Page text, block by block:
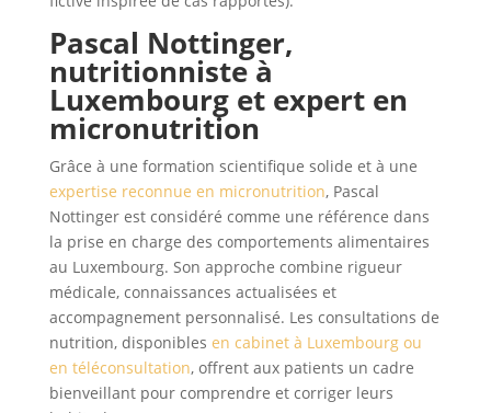
Pascal Nottinger,
nutritionniste à
Luxembourget expert en
micronutrition
Grâce à une formation scientifique solide et à une
expertise reconnue en micronutrition, Pascal
Nottinger est considéré comme une référence dans
la prise en charge des comportements alimentaires
au Luxembourg. Son approche combine rigueur
médicale, connaissances actualisées et
accompagnement personnalisé. Les consultations de
nutrition, disponibles en cabinet à Luxembourg ou
en téléconsultation, offrent aux patients un cadre
bienveillant pour comprendre et corriger leurs